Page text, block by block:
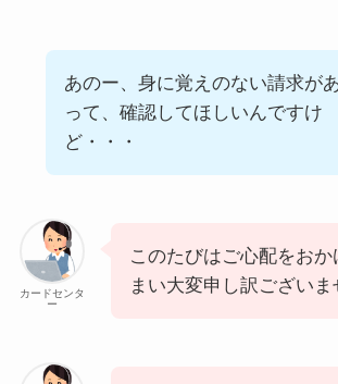
あのー、身に覚えのない請求が
って、確認してほしいんですけ
ど・・・
カードセンタ
ー
このたびはご心配をおか
まい大変申し訳ございま